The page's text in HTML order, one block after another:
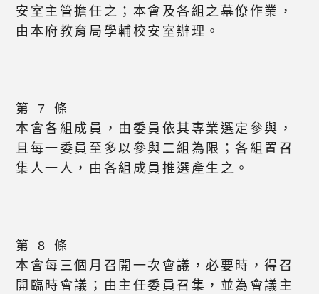
安室主管擔任之；本會及各組之幕僚作業，
由本府教育局學輔校安室辦理。
第 7 條
本會各組成員，由委員依其專業選定參與，
且每一委員至多以參與二組為限；各組置召
集人一人，由各組成員推選產生之。
第 8 條
本會每三個月召開一次會議，必要時，得召
開臨時會議；由主任委員召集，並為會議主